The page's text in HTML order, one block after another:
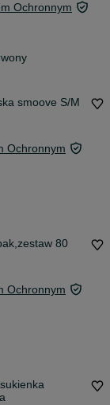
Ochronnym
smoove S/M
Ochronnym
80
Ochronnym